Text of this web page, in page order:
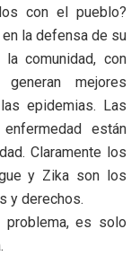
con el pueblo?
la defensa de su
comunidad, con
mejores
epidemias. Las
están
Claramente los
y Zika son los
y derechos.
problema, es solo